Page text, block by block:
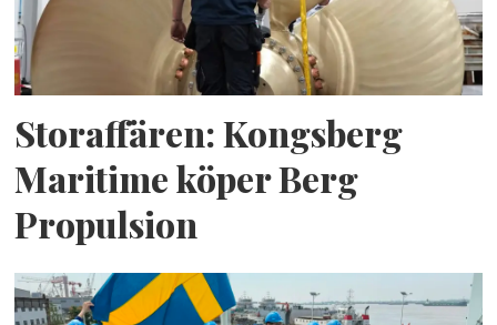
Storaffären: Kongsberg
Maritime köper Berg
Propulsion